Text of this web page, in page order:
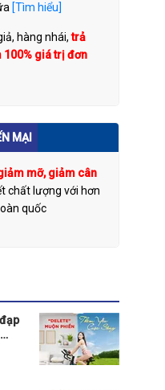
[Tìm hiểu]
hàng nhái,trả
100% giá trị đơn
MẠI
mỡ, giảm cân
chất lượng với hơn
quốc